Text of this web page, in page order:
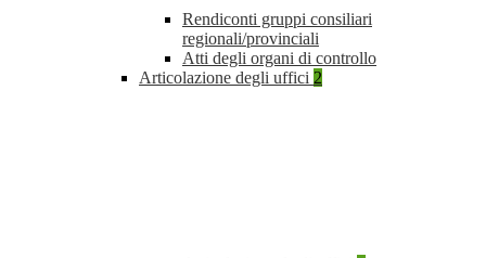
Rendiconti gruppi consiliari
regionali/provinciali
Atti degli organi di controllo
Articolazione degli uffici 2